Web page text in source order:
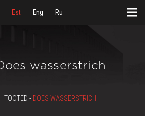
Est Eng Ru
wasserstrich
TOOTED - DOES WASSERSTRICH